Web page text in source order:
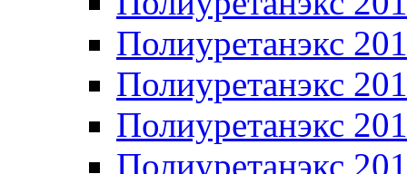
Полиуретанэкс
Полиуретанэкс
Полиуретанэкс
Полиуретанэкс